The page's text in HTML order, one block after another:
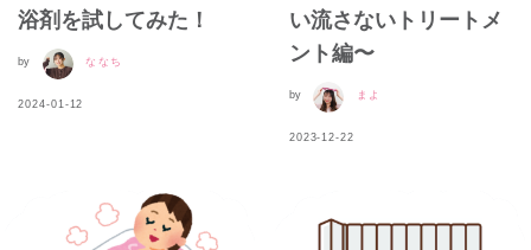
浴剤を試してみた！
by ななち
2024-01-12
い流さないトリートメ
ント編〜
by まよ
2023-12-22